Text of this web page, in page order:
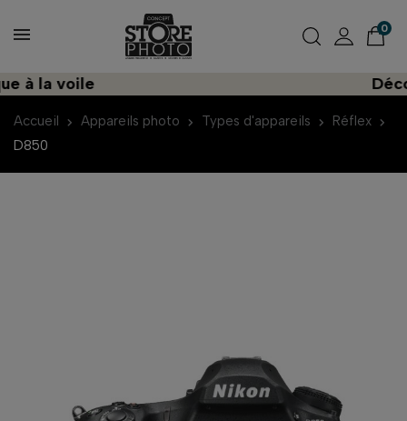
0
voile
Accueil Appareils photo Types d'appareils
Réflex
D850